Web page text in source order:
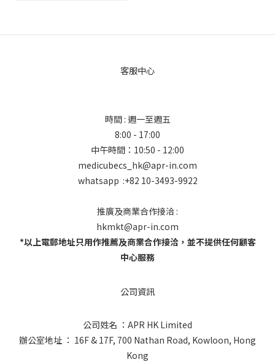
客服中心
時間 : 週一至週五
8:00 - 17:00
中午時間：10:50 - 12:00
medicubecs_hk@apr-in.com
whatsapp :+82 10-3493-9922
推廣及商業合作接洽 :
hkmkt@apr-in.com
*以上電郵地址只用作推薦及商業合作接洽，並不提供任何顧客
中心服務
公司資訊
公司姓名 ：APR HK Limited
辦公室地址 ： 16F & 17F, 700 Nathan Road, Kowloon, Hong
Kong